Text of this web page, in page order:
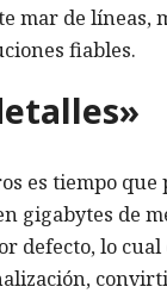
mar de líneas,
fiables.
es tiempo que
gigabytes de
defecto, lo